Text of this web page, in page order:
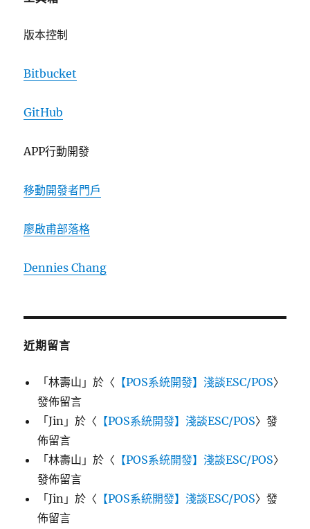
版本控制
Bitbucket
GitHub
APP行動開發
移動開發者門戶
廖啟甫部落格
Dennies Chang
近期留言
「林壽山 」於〈 【POS系統開發】淺談ESC/POS〉
發佈留言
「Jin 」於〈 【POS系統開發】淺談ESC/POS〉發
佈留言
「林壽山 」於〈 【POS系統開發】淺談ESC/POS〉
發佈留言
「Jin 」於〈 【POS系統開發】淺談ESC/POS〉發
佈留言